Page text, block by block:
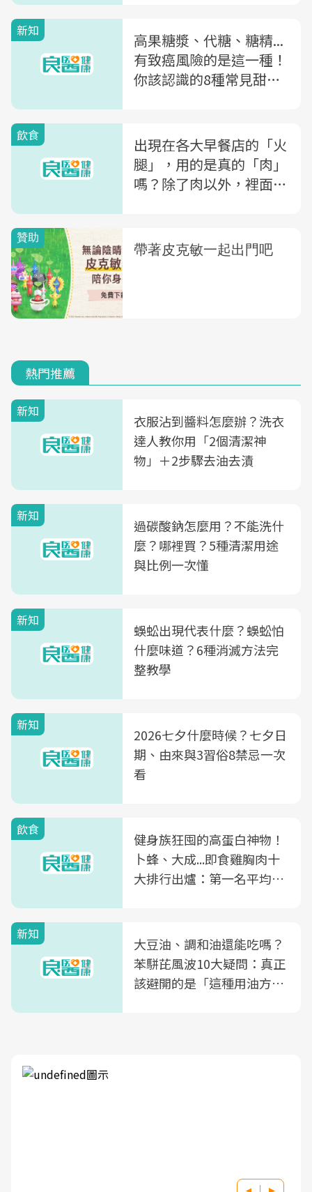
新知
高果糖漿、代糖、糖精...
有致癌風險的是這一種！
你該認識的8種常見甜味
飲食
出現在各大早餐店的「火
腿」，用的是真的「肉」
嗎？除了肉以外，裡面還
熱門推薦
新知
衣服沾到醬料怎麼辦？洗衣
達人教你用「2個清潔神
物」＋2步驟去油去漬
新知
過碳酸鈉怎麼用？不能洗什
麼？哪裡買？5種清潔用途
與比例一次懂
新知
蜈蚣出現代表什麼？蜈蚣怕
什麼味道？6種消滅方法完
整教學
新知
2026七夕什麼時候？七夕日
期、由來與3習俗8禁忌一次
看
飲食
健身族狂囤的高蛋白神物！
卜蜂、大成...即食雞胸肉十
大排行出爐：第一名平均一
新知
大豆油、調和油還能吃嗎？
苯駢芘風波10大疑問：真正
該避開的是「這種用油方